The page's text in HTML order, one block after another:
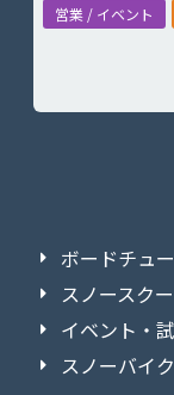
営業 / イベント
ボードチュ
スノースク
イベント・
スノーバイ